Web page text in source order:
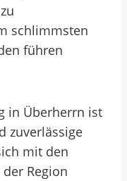
schlimmsten
führen
in Überherrn ist
zuverlässige
mit den
Region